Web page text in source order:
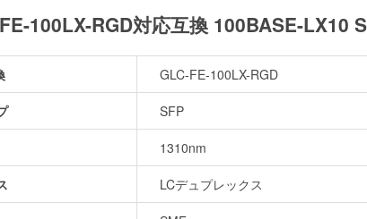
100LX-RGD対応互換 100BASE-LX10
GLC-FE-100LX-RGD
SFP
1310nm
LCデュプレックス